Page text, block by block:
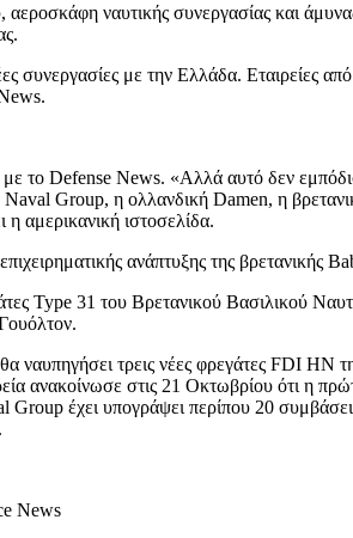
ναυτικής συνεργασίας και
με την Ελλάδα. Εταιρείες
το Defense News. «Αλλά αυτό δεν
Group, η ολλανδική Damen, η
αμερικανική ιστοσελίδα.
ανάπτυξης της βρετανικής
Type 31 του Βρετανικού Βασιλικού
τρεις νέες φρεγάτες FDI HN
ανακοίνωσε στις 21 Οκτωβρίου ότι η
έχει υπογράψει περίπου 20
News